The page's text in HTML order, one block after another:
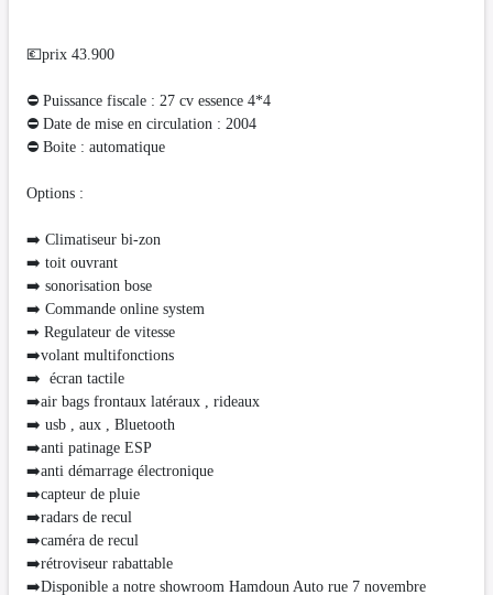
💶prix 43.900
⛔ Puissance fiscale : 27 cv essence 4*4
⛔ Date de mise en circulation : 2004
⛔ Boite : automatique
Options :
➡️ Climatiseur bi-zon
➡️ toit ouvrant
➡️ sonorisation bose
➡️ Commande online system
➡ Regulateur de vitesse
➡️volant multifonctions
➡️ écran tactile
➡️air bags frontaux latéraux , rideaux
➡️ usb , aux , Bluetooth
➡️anti patinage ESP
➡️anti démarrage électronique
➡️capteur de pluie
➡️radars de recul
➡️caméra de recul
➡️rétroviseur rabattable
➡️Disponible a notre showroom Hamdoun Auto rue 7 novembre